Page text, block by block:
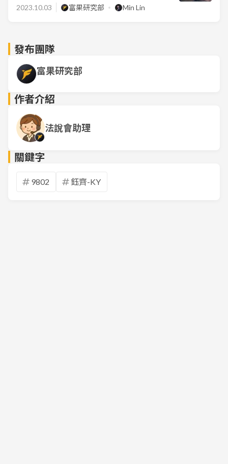
2023.10.03 富果研究部 Min Lin
發布團隊
富果研究部
作者介紹
法說會助理
關鍵字
9802 鈺齊-KY